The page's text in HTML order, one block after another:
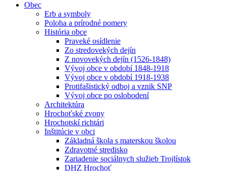
Obec
Erb a symboly
Poloha a prírodné pomery
História obce
Praveké osídlenie
Zo stredovekých dejín
Z novovekých dejín (1526-1848)
Vývoj obce v období 1848-1918
Vývoj obce v období 1918-1938
Protifašistický odboj a vznik SNP
Vývoj obce po oslobodení
Architektúra
Hrochoťské zvony
Hrochotskí richtári
Inštitúcie v obci
Základná škola s materskou školou
Zdravotné stredisko
Zariadenie sociálnych služieb Trojlístok
DHZ Hrochoť